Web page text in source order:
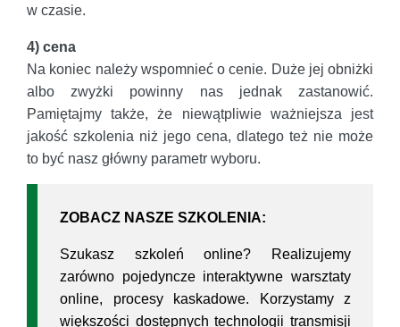
w czasie.
4) cena
Na koniec należy wspomnieć o cenie. Duże jej obniżki
albo zwyżki powinny nas jednak zastanowić.
Pamiętajmy także, że niewątpliwie ważniejsza jest
jakość szkolenia niż jego cena, dlatego też nie może
to być nasz główny parametr wyboru.
ZOBACZ NASZE SZKOLENIA:
Szukasz szkoleń online? Realizujemy
zarówno pojedyncze interaktywne warsztaty
online, procesy kaskadowe. Korzystamy z
większości dostępnych technologii transmisji